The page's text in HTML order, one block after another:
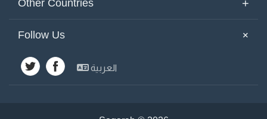
Site Map
Other Countries
Other Countries +
United Arab Emirates
Kuwait
Bahrain
Follow Us +
العربية